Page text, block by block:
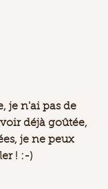
je n'ai pas de
déjà goûtée,
je ne peux
! :-)